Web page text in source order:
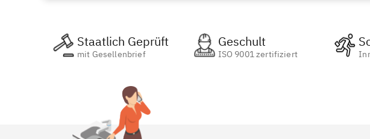
Staatlich Geprüft
mit Gesellenbrief
Geschult
ISO 9001 zertifiziert